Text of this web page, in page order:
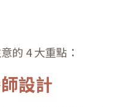
的 4 大重點：
設計